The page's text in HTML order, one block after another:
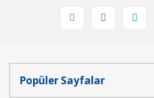
Popüler Sayfalar